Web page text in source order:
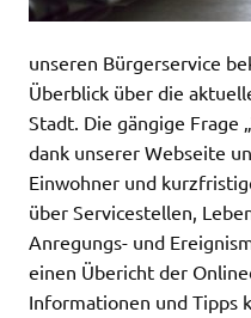
unseren Bürgerservice
Überblick über die
Stadt. Die gängige Frage
dank unserer Webseite
Einwohner und
über Servicestellen,
Anregungs- und
einen Übericht der
Informationen und Tipps